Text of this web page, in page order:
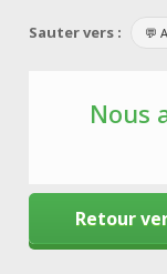
Sauter vers : 💬
Nous
Retour